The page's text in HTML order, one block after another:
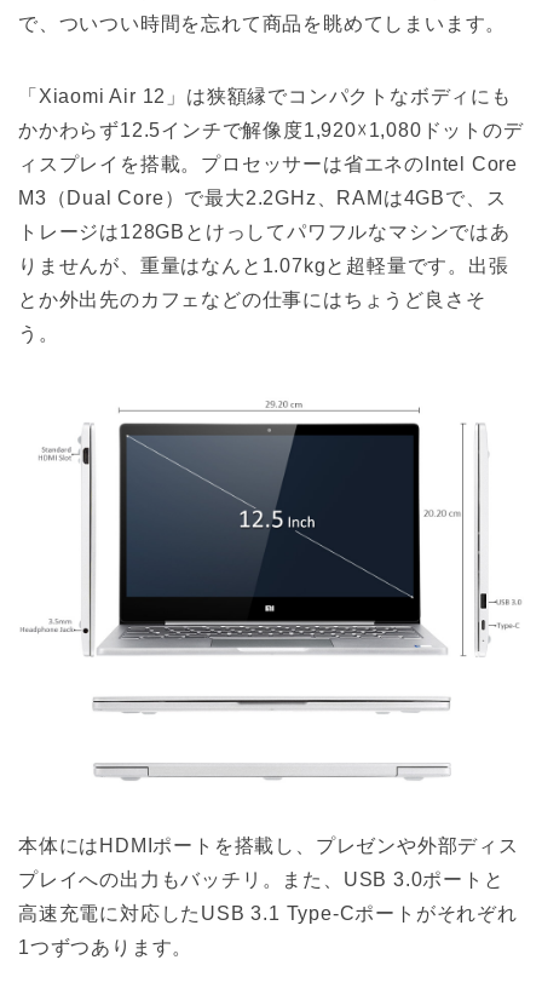
で、ついつい時間を忘れて商品を眺めてしまいます。
「Xiaomi Air 12」は狭額縁でコンパクトなボディにも
かかわらず12.5インチで解像度1,920☓1,080ドットのデ
ィスプレイを搭載。プロセッサーは省エネのIntel Core
M3（Dual Core）で最大2.2GHz、RAMは4GBで、ス
トレージは128GBとけっしてパワフルなマシンではあ
りませんが、重量はなんと1.07kgと超軽量です。出張
とか外出先のカフェなどの仕事にはちょうど良さそ
う。
本体にはHDMIポートを搭載し、プレゼンや外部ディス
プレイへの出力もバッチリ。また、USB 3.0ポートと
高速充電に対応したUSB 3.1 Type-Cポートがそれぞれ
1つずつあります。